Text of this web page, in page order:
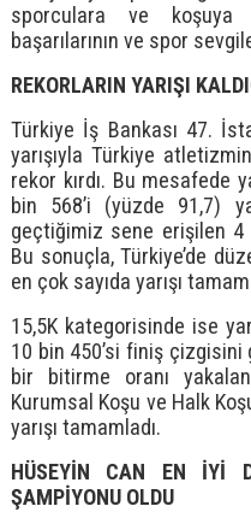
sporculara ve koşuya
başarılarının ve spor
REKORLARIN YARIŞI
Türkiye İş Bankası 47.
yarışıyla Türkiye
rekor kırdı. Bu mesafede
bin 568’i (yüzde 91,7)
geçtiğimiz sene erişilen
Bu sonuçla, Türkiye’de
en çok sayıda yarışı
15,5K kategorisinde ise
10 bin 450’si finiş çizgisini
bir bitirme oranı
Kurumsal Koşu ve Halk
yarışı tamamladı.
HÜSEYİN CAN EN İYİ
ŞAMPİYONU OLDU